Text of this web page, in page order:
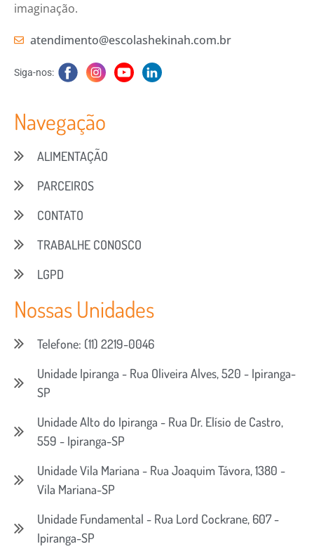
imaginação.
atendimento@escolashekinah.com.br
Siga-nos:
Navegação
ALIMENTAÇÃO
PARCEIROS
CONTATO
TRABALHE CONOSCO
LGPD
Nossas Unidades
Telefone: (11) 2219-0046
Unidade Ipiranga - Rua Oliveira Alves, 520 - Ipiranga-
SP
Unidade Alto do Ipiranga - Rua Dr. Elísio de Castro,
559 - Ipiranga-SP
Unidade Vila Mariana - Rua Joaquim Távora, 1380 -
Vila Mariana-SP
Unidade Fundamental - Rua Lord Cockrane, 607 -
Ipiranga-SP